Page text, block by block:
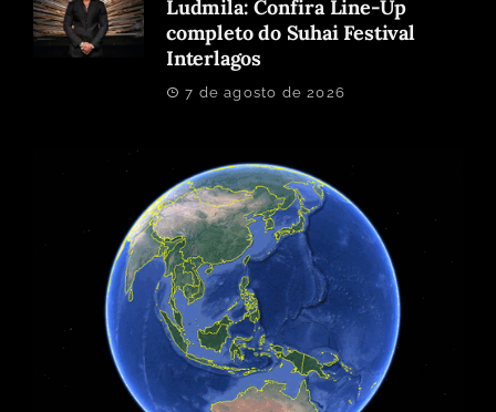
Ludmila: Confira Line-Up
completo do Suhai Festival
Interlagos
7 de agosto de 2026